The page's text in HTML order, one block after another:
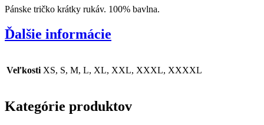
Pánske tričko krátky rukáv. 100% bavlna.
Ďalšie informácie
Veľkosti XS, S, M, L, XL, XXL, XXXL, XXXXL
Kategórie produktov